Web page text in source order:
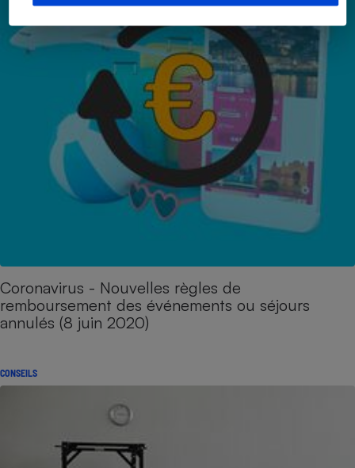
Coronavirus - Nouvelles règles de
remboursement des événements ou séjours
annulés (8 juin 2020)
CONSEILS